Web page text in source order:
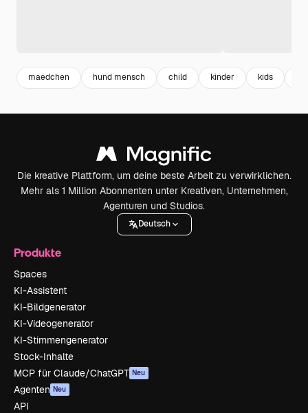
maedchen hund mensch child kinder kids
Die kreative Plattform, um deine beste Arbeit zu verwirklichen.
Mehr als 1 Million Abonnenten unter Kreativen, Unternehmen,
Agenturen und Studios.
Deutsch
Produkte
Spaces
KI-Assistent
KI-Bildgenerator
KI-Videogenerator
KI-Stimmengenerator
Stock-Inhalte
MCP für Claude/ChatGPT Neu
Agenten Neu
API